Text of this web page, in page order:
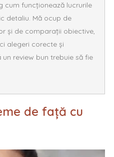
cum funcționează lucrurile
detaliu. Mă ocup de
și de comparații obiective,
alegeri corecte și
review bun trebuie să fie
de față cu